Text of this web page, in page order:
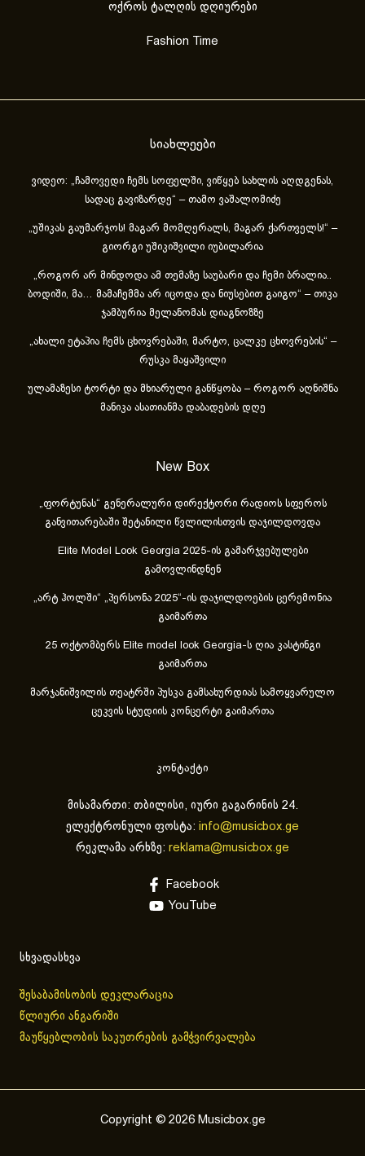
ოქროს ტალღის დღიურები
Fashion Time
სიახლეები
ვიდეო: „ჩამოვედი ჩემს სოფელში, ვიწყებ სახლის აღდგენას,
სადაც გავიზარდე“ – თამო ვაშალომიძე
„უშიკას გაუმარჯოს! მაგარ მომღერალს, მაგარ ქართველს!“ –
გიორგი უშიკიშვილი იუბილარია
„როგორ არ მინდოდა ამ თემაზე საუბარი და ჩემი ბრალია..
ბოდიში, მა… მამაჩემმა არ იცოდა და ნიუსებით გაიგო“ – თიკა
ჯამბურია მელანომას დიაგნოზზე
„ახა­ლი ეტა­პია ჩემს ცხოვ­რე­ბა­ში, მარ­ტო, ცალ­კე ცხოვ­რე­ბის“ –
რუსკა მაყაშვილი
ულამაზესი ტორტი და მხიარული განწყობა – როგორ აღნიშნა
მანიკა ასათიანმა დაბადების დღე
New Box
„ფორტუნას“ გენერალური დირექტორი რადიოს სფეროს
განვითარებაში შეტანილი წვლილისთვის დაჯილდოვდა
Elite Model Look Georgia 2025-ის გამარჯვებულები
გამოვლინდნენ
„არტ ჰოლში“ „პერსონა 2025“-ის დაჯილდოების ცერემონია
გაიმართა
25 ოქტომბერს Elite model look Georgia-ს ღია კასტინგი
გაიმართა
მარჯანიშვილის თეატრში პუსკა გამსახურდიას სამოყვარულო
ცეკვის სტუდიის კონცერტი გაიმართა
კონტაქტი
მისამართი: თბილისი, იური გაგარინის 24.
ელექტრონული ფოსტა: info@musicbox.ge
რეკლამა არხზე: reklama@musicbox.ge
Facebook
YouTube
სხვადასხვა
შესაბამისობის დეკლარაცია
წლიური ანგარიში
მაუწყებლობის საკუთრების გამჭვირვალება
Copyright © 2026 Musicbox.ge